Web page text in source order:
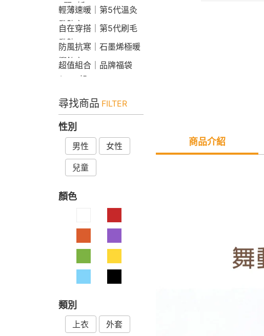
2顆9折
輕薄速暖｜第5代溫灸
發熱衣
自在穿搭｜第5代刷毛
發熱Bra T
防風抗寒｜石墨烯極暖
衝鋒衣
超值組合｜品牌福袋
$599起
尋找商品 FILTER
性別
男性 女性
兒童
顏色
類別
上衣 外套
商品介紹